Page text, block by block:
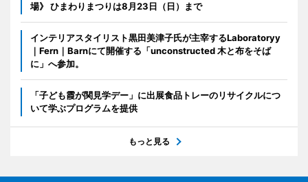
場》 ひまわりまつりは8月23日（日）まで
インテリアスタイリスト黒田美津子氏が主宰するLaboratoryy
｜Fern｜Barnにて開催する「unconstructed 木と布をそば
に」へ参加。
「子ども霞が関見学デー」に出展食品トレーのリサイクルにつ
いて学ぶプログラムを提供
もっと見る